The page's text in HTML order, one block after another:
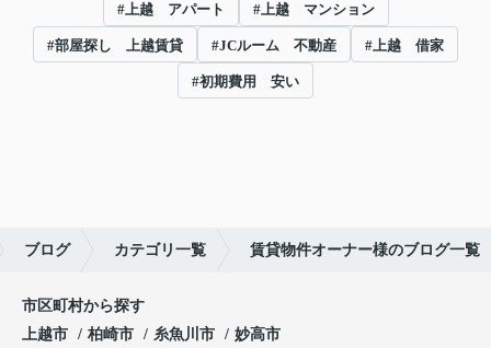
#上越 アパート #上越 マンション
#部屋探し 上越賃貸 #JCルーム 不動産 #上越 借家
#初期費用 安い
ブログ カテゴリ一覧 賃貸物件オーナー様のブログ一覧
市区町村から探す
上越市
柏崎市 糸魚川市 妙高市